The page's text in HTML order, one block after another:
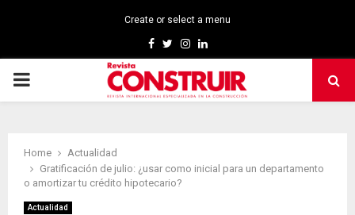
Create or select a menu
Facebook
TwitterInstagram
Linkedin
PRIMARY
Home
Actualidad
Gratificación de julio: ¿usar como inicial para un departamento
o amortizar tu crédito hipotecario?
Actualidad